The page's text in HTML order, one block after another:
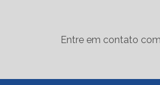
Entre em contato